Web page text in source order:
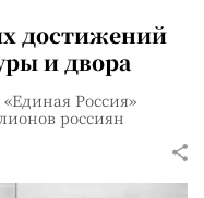
достижений
и двора
Россия»
россиян